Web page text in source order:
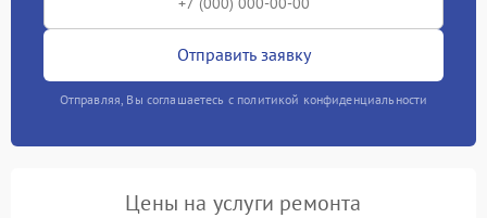
Отправить заявку
Отправляя, Вы соглашаетесь с политикой конфиденциальности
Цены на услуги ремонта